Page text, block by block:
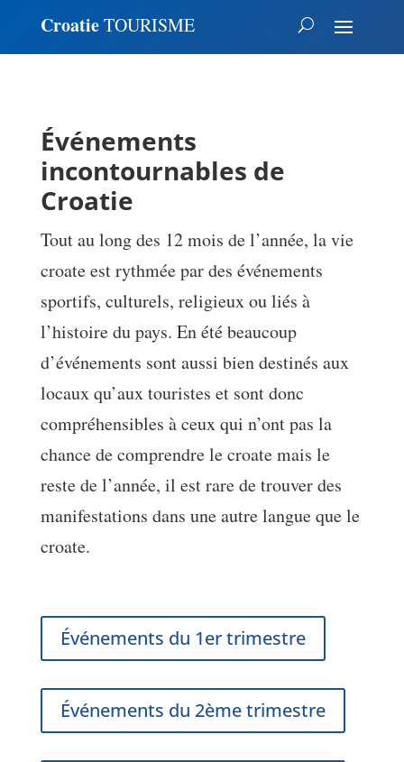
CroatieTOURISME
Événements
incontournables de
Croatie
Tout au long des 12 mois de l’année, la vie
croate est rythmée par des événements
sportifs, culturels, religieux ou liés à
l’histoire du pays. En été beaucoup
d’événements sont aussi bien destinés aux
locaux qu’aux touristes et sont donc
compréhensibles à ceux qui n’ont pas la
chance de comprendre le croate mais le
reste de l’année, il est rare de trouver des
manifestations dans une autre langue que le
croate.
Événements du 1er trimestre
Événements du 2ème trimestre